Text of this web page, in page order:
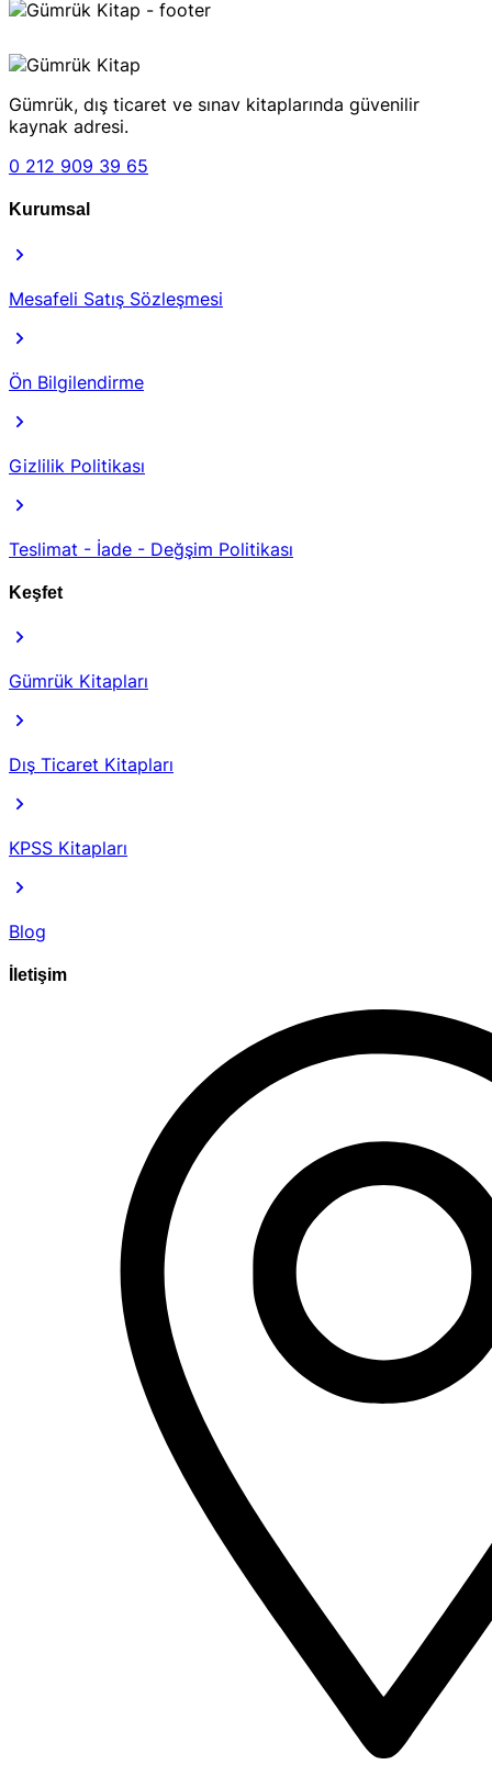
Gümrük, dış ticaret ve sınav kitaplarında güvenilir
kaynak adresi.
0 212 909 39 65
Kurumsal
Mesafeli Satış Sözleşmesi
Ön Bilgilendirme
Gizlilik Politikası
Teslimat - İade - Değşim Politikası
Keşfet
Gümrük Kitapları
Dış Ticaret Kitapları
KPSS Kitapları
Blog
İletişim